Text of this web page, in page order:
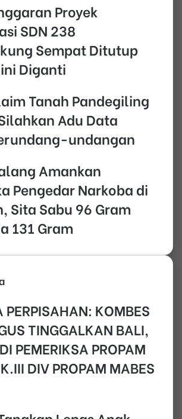
Proyek
SDN 238
Sempat Ditutup
Diganti
Tanah Pandegiling
Adu Data
undangan
Amankan
Pengedar Narkoba di
Sita Sabu 96 Gram
131 Gram
PERPISAHAN: KOMBES
TINGGALKAN BALI,
PEMERIKSA PROPAM
DIV PROPAM MABES